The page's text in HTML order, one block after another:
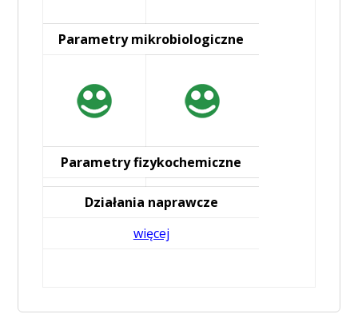
Parametry mikrobiologiczne
Parametry fizykochemiczne
Działania naprawcze
więcej